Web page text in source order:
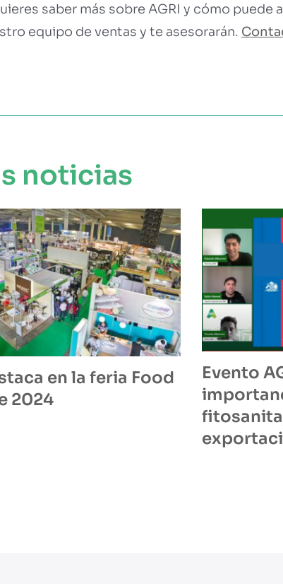
saber más sobre AGRI y cómo
equipo de ventas y te asesorarán.
noticias
en la feria Food
2024
Evento